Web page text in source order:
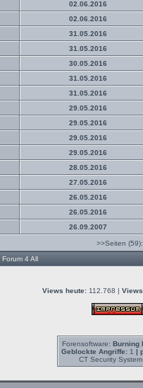
02.06.2016
02.06.2016
31.05.2016
31.05.2016
30.05.2016
31.05.2016
31.05.2016
29.05.2016
29.05.2016
29.05.2016
29.05.2016
28.05.2016
27.05.2016
26.05.2016
26.05.2016
26.09.2007
>>Seiten
Forum 4 All
Views heute:112.768 |
Forensoftware: Burning
Geblockte Angriffe:1 |
CT Security